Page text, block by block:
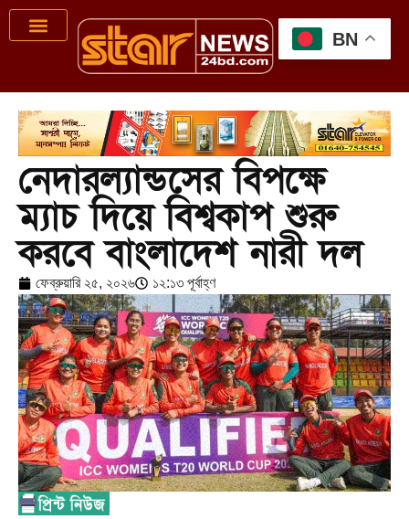
নেদারল্যান্ডসের বিপক্ষে
ম্যাচ দিয়ে বিশ্বকাপ শুরু
করবে বাংলাদেশ নারী দল
ফেব্রুয়ারি ২৫, ২০২৬ ১২:১৩ পূর্বাহ্ণ
BN